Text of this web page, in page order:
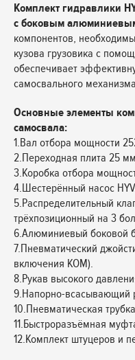
Комплект гидравлики
с боковым
компонентов,
кузова грузовика с
обеспечивает
самосвального
Основные элементы
самосвала:
1.Вал отбора мощности
2.Переходная плита 25
3.Коробка отбора
4.Шестерённый насос
5.Распределительный
трёхпозиционный на 3
6.Алюминиевый боковой
7.Пневматический
включения КОМ).
8.Рукав высокого
9.Напорно-всасывающий
10.Пневматическая
11.Быстроразъёмная
12.Комплект штуцеров и